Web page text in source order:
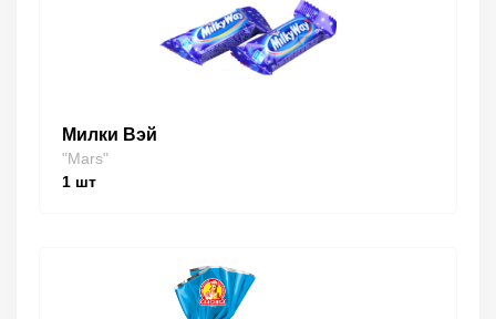
Милки Вэй
"Mars"
1 шт